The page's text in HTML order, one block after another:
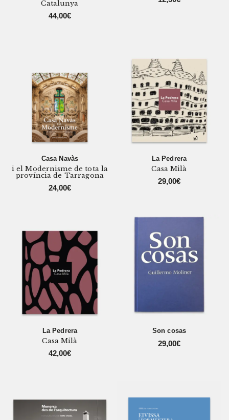
Catalunya
44,00€
Casa Navàs
i el Modernisme de tota la
província de Tarragona
24,00€
La Pedrera
Casa Milà
29,00€
La Pedrera
Casa Milà
42,00€
Son cosas
29,00€